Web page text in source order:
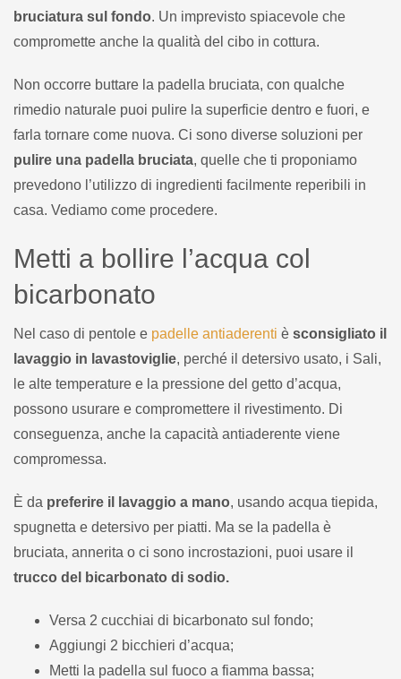
bruciatura sul fondo. Un imprevisto spiacevole che
compromette anche la qualità del cibo in cottura.
Non occorre buttare la padella bruciata, con qualche
rimedio naturale puoi pulire la superficie dentro e fuori, e
farla tornare come nuova. Ci sono diverse soluzioni per
pulire una padella bruciata, quelle che ti proponiamo
prevedono l’utilizzo di ingredienti facilmente reperibili in
casa. Vediamo come procedere.
Metti a bollire l’acqua col
bicarbonato
Nel caso di pentole e padelle antiaderenti è sconsigliato il
lavaggio in lavastoviglie, perché il detersivo usato, i Sali,
le alte temperature e la pressione del getto d’acqua,
possono usurare e compromettere il rivestimento. Di
conseguenza, anche la capacità antiaderente viene
compromessa.
È da preferire il lavaggio a mano, usando acqua tiepida,
spugnetta e detersivo per piatti. Ma se la padella è
bruciata, annerita o ci sono incrostazioni, puoi usare il
trucco del bicarbonato di sodio.
Versa 2 cucchiai di bicarbonato sul fondo;
Aggiungi 2 bicchieri d’acqua;
Metti la padella sul fuoco a fiamma bassa;